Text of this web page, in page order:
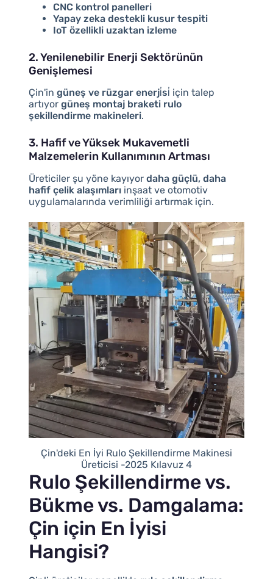
CNC kontrol panelleri
Yapay zeka destekli kusur tespiti
IoT özellikli uzaktan izleme
2. Yenilenebilir Enerji Sektörünün
Genişlemesi
Çin'in güneş ve rüzgar enerji̇si̇ için talep
artıyor güneş montaj braketi rulo
şekillendirme makineleri.
3. Hafif ve Yüksek Mukavemetli
Malzemelerin Kullanımının Artması
Üreticiler şu yöne kayıyor daha güçlü, daha
hafif çelik alaşımlarıinşaat ve otomotiv
uygulamalarında verimliliği artırmak için.
Çin'deki En İyi Rulo Şekillendirme Makinesi
Üreticisi -2025 Kılavuz 4
Rulo Şekillendirme vs.
Bükme vs. Damgalama:
Çin için En İyisi
Hangisi?